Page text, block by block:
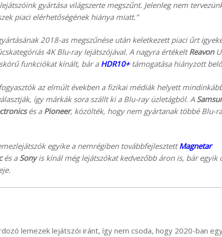
gyártása világszerte megszűnt. Jelenleg nem
piaci elérhetőségének hiánya miatt.”
2018-as megszűnése után keletkezett piaci űrt
4K Blu-ray lejátszójával. A nagyra értékeltReavon
funkciókat kínált, bár a HDR10+támogatása hiányzott
az elmúlt években a fizikai médiák helyett
így márkák sora szállt ki a Blu-ray üzletágból. A
és a Pioneer, közölték, hogy nem gyártanak többé Blu-
egyike a nemrégiben továbbfejlesztettMagnetar
és a Sonyis kínál még lejátszókat kedvezőbb áron is, bár egyik
lemezek lejátszói iránt, így nem csoda, hogy 2020-ban